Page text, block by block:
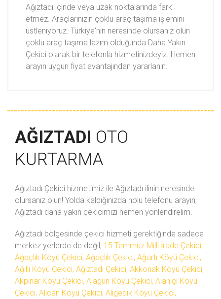
Ağıztadı içinde veya uzak noktalarında fark
etmez. Araçlarınızın çoklu araç taşıma işlemini
üstleniyoruz. Türkiye'nin neresinde olursanız olun
çoklu araç taşıma lazım olduğunda Daha Yakın
Çekici olarak bir telefonla hizmetinizdeyiz. Hemen
arayın uygun fiyat avantajından yararlanın.
AĞIZTADI OTO
KURTARMA
Ağıztadı Çekici hizmetimiz ile Ağıztadı ilinin neresinde
olursanız olun! Yolda kaldığınızda nolu telefonu arayın,
Ağıztadı daha yakin çekicimizi hemen yönlendirelim.
Ağıztadı bölgesinde çekici hizmeti gerektiğinde sadece
merkez yerlerde de değil, 15 Temmuz Milli İrade Çekici,
Ağaçlık Köyü Çekici, Ağaçlık Çekici, Ağartı Köyü Çekici,
Ağıllı Köyü Çekici, Ağıztadı Çekici, Akkonak Köyü Çekici,
Akpınar Köyü Çekici, Alagün Köyü Çekici, Alaniçi Köyü
Çekici, Alican Köyü Çekici, Aligedik Köyü Çekici,